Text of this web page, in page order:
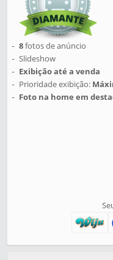
8fotos de anúncio
Slideshow
Exibição até a venda
Prioridade exibição:
Foto na home em